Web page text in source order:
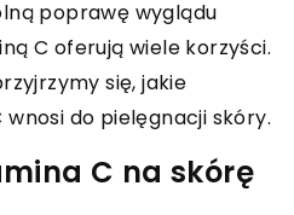
poprawę wyglądu
C oferują wiele korzyści.
się, jakie
wnosi do pielęgnacji skóry.
C na skórę